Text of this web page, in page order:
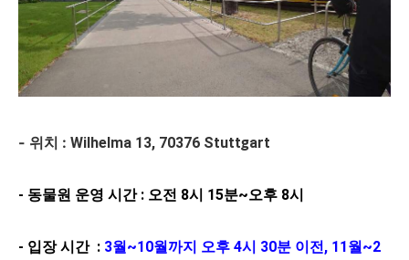
- 위치 : Wilhelma 13, 70376 Stuttgart
- 동물원 운영 시간 : 오전 8시 15분~오후 8시
- 입장 시간 : 3월~10월까지 오후 4시 30분 이전, 11월~2